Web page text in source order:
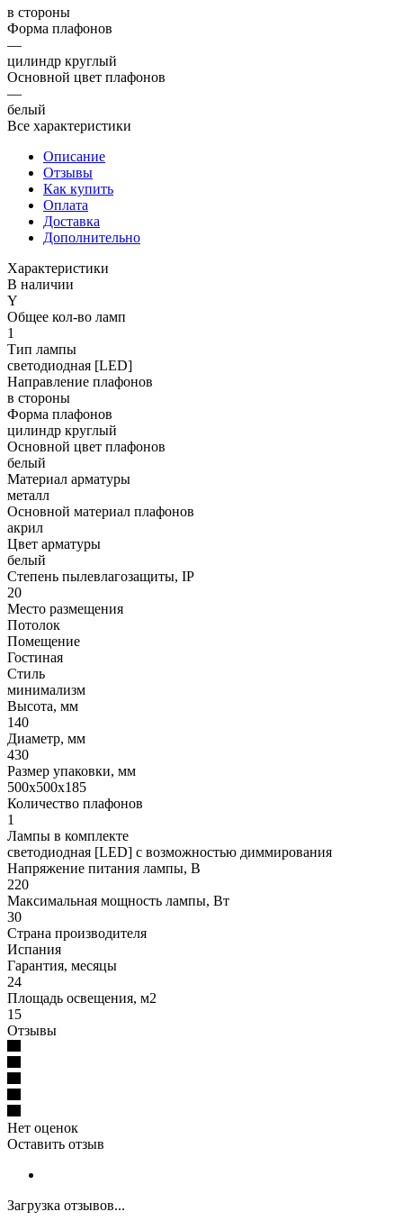
в стороны
Форма плафонов
—
цилиндр круглый
Основной цвет плафонов
—
белый
Все характеристики
Описание
Отзывы
Как купить
Оплата
Доставка
Дополнительно
Характеристики
В наличии
Y
Общее кол-во ламп
1
Тип лампы
светодиодная [LED]
Направление плафонов
в стороны
Форма плафонов
цилиндр круглый
Основной цвет плафонов
белый
Материал арматуры
металл
Основной материал плафонов
акрил
Цвет арматуры
белый
Степень пылевлагозащиты, IP
20
Место размещения
Потолок
Помещение
Гостиная
Стиль
минимализм
Высота, мм
140
Диаметр, мм
430
Размер упаковки, мм
500x500x185
Количество плафонов
1
Лампы в комплекте
светодиодная [LED] с возможностью диммирования
Напряжение питания лампы, В
220
Максимальная мощность лампы, Вт
30
Страна производителя
Испания
Гарантия, месяцы
24
Площадь освещения, м2
15
Отзывы
Нет оценок
Оставить отзыв
Загрузка отзывов...